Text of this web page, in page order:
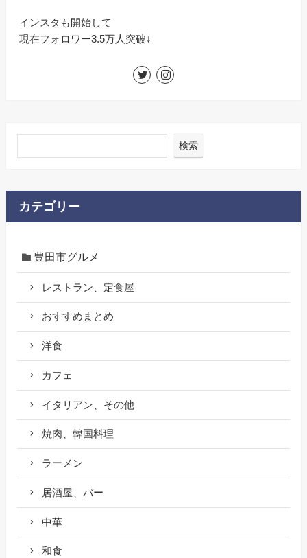
インスタも開始して
現在フォロワー3.5万人突破↓
検索
カテゴリー
豊田市グルメ
レストラン、定食屋
おすすめまとめ
洋食
カフェ
イタリアン、その他
焼肉、韓国料理
ラーメン
居酒屋、バー
中華
和食